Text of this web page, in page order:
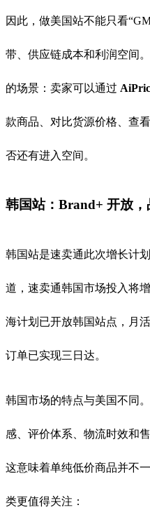
因此，做美国站不能只看
带、供应链成本和利润空间
的场景：卖家可以通过
款商品、对比货源价格、查
否还有进入空间。
韩国站：Brand+ 开放
韩国站是速卖通此次增长计
道，速卖通韩国市场投入将
海计划已开放韩国站点，月
订单已实现三日达。
韩国市场的特点与美国不同
感、评价体系、物流时效和
这意味着单纯低价商品并不
类更值得关注：